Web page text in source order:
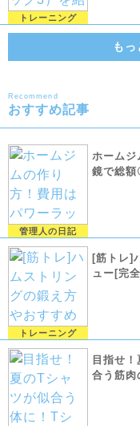
トレーニング
も
Recommend
おすすめ記事
管理人の日記
ホームジ
鏡で総額
トレーニング
[筋トレ]
ュー[完
目指せ
合う筋肉